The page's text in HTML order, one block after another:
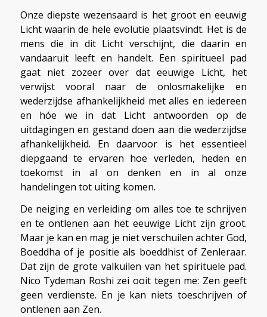
Onze diepste wezensaard is het groot en eeuwig
Licht waarin de hele evolutie plaatsvindt. Het is de
mens die in dit Licht verschijnt, die daarin en
vandaaruit leeft en handelt. Een spiritueel pad
gaat niet zozeer over dat eeuwige Licht, het
verwijst vooral naar de onlosmakelijke en
wederzijdse afhankelijkheid met alles en iedereen
en hóe we in dat Licht antwoorden op de
uitdagingen en gestand doen aan die wederzijdse
afhankelijkheid. En daarvoor is het essentieel
diepgaand te ervaren hoe verleden, heden en
toekomst in al on denken en in al onze
handelingen tot uiting komen.
De neiging en verleiding om alles toe te schrijven
en te ontlenen aan het eeuwige Licht zijn groot.
Maar je kan en mag je niet verschuilen achter God,
Boeddha of je positie als boeddhist of Zenleraar.
Dat zijn de grote valkuilen van het spirituele pad.
Nico Tydeman Roshi zei ooit tegen me: Zen geeft
geen verdienste. En je kan niets toeschrijven of
ontlenen aan Zen.